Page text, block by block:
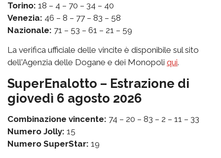
Torino: 18 – 4 – 70 – 34 – 40
Venezia: 46 – 8 – 77 – 83 – 58
Nazionale: 71 – 53 – 61 – 21 – 59
La verifica ufficiale delle vincite è disponibile sul sito
dell'Agenzia delle Dogane e dei Monopoli qui.
SuperEnalotto – Estrazione di
giovedì 6 agosto 2026
Combinazione vincente: 74 – 20 – 83 – 2 – 11 – 33
Numero Jolly: 15
Numero SuperStar: 19